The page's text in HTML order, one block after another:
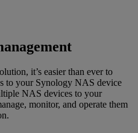
it’s easier than ever to
to your Synology NAS device
NAS devices to your
monitor, and operate them